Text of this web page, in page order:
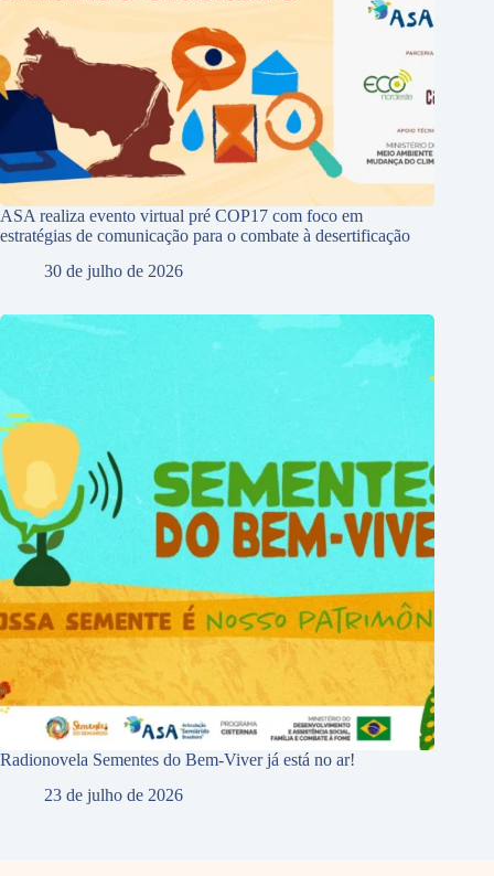
ASA realiza evento virtual pré COP17 com foco em
estratégias de comunicação para o combate à desertificação
30 de julho de 2026
Radionovela Sementes do Bem-Viver já está no ar!
23 de julho de 2026